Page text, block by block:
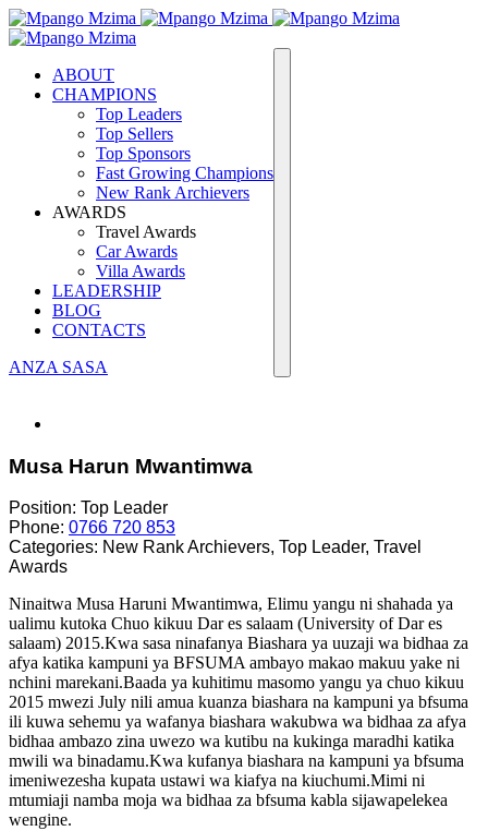
ABOUT
CHAMPIONS
Top Leaders
Top Sellers
Top Sponsors
Fast Growing Champions
New Rank Archievers
AWARDS
Travel Awards
Car Awards
Villa Awards
LEADERSHIP
BLOG
CONTACTS
ANZA SASA
Musa Harun Mwantimwa
Position: Top Leader
Phone: 0766 720 853
Categories: New Rank Archievers, Top Leader, Travel
Awards
Ninaitwa Musa Haruni Mwantimwa, Elimu yangu ni shahada ya
ualimu kutoka Chuo kikuu Dar es salaam (University of Dar es
salaam) 2015.Kwa sasa ninafanya Biashara ya uuzaji wa bidhaa za
afya katika kampuni ya BFSUMA ambayo makao makuu yake ni
nchini marekani.Baada ya kuhitimu masomo yangu ya chuo kikuu
2015 mwezi July nili amua kuanza biashara na kampuni ya bfsuma
ili kuwa sehemu ya wafanya biashara wakubwa wa bidhaa za afya
bidhaa ambazo zina uwezo wa kutibu na kukinga maradhi katika
mwili wa binadamu.Kwa kufanya biashara na kampuni ya bfsuma
imeniwezesha kupata ustawi wa kiafya na kiuchumi.Mimi ni
mtumiaji namba moja wa bidhaa za bfsuma kabla sijawapelekea
wengine.